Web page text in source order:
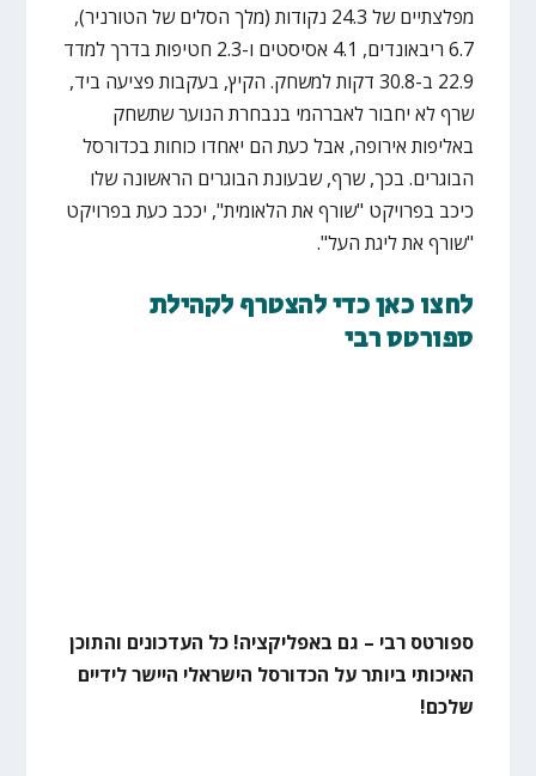
מפלצתיים של 24.3 נקודות (מלך הסלים של הטורניר),
6.7 ריבאונדים, 4.1 אסיסטים ו-2.3 חטיפות בדרך למדד
22.9 ב-30.8 דקות למשחק. הקיץ, בעקבות פציעה ביד,
שרף לא יחבור לאברהמי בנבחרת הנוער שתשחק
באליפות אירופה, אבל כעת הם יאחדו כוחות בכדורסל
הבוגרים. בכך, שרף, שבעונת הבוגרים הראשונה שלו
כיכב בפרויקט "שורף את הלאומית", יככב כעת בפרויקט
"שורף את ליגת העל".
לחצו כאן כדי להצטרף לקהילת
ספורטס רבי
ספורטס רבי – גם באפליקציה! כל העדכונים והתוכן
האיכותי ביותר על הכדורסל הישראלי היישר לידיים
שלכם!